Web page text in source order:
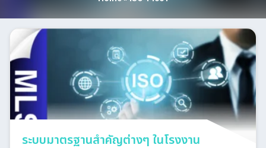
ระบบมาตรฐานสำคัญต่างๆ ในโรงงาน